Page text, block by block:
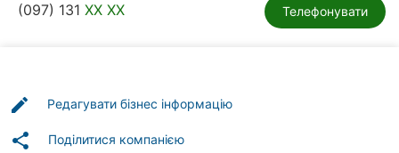
клініки
рубрики
(097) 131 XX XX Телефонувати
edit Редагувати бізнес інформацію
share Поділитися компанією